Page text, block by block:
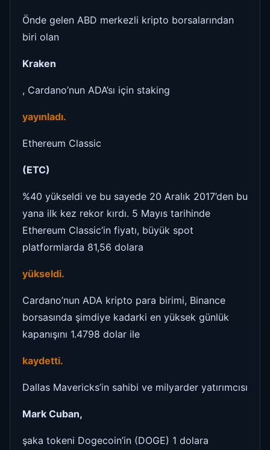
Önde gelen ABD merkezli kripto borsalarından
biri olan
Kraken
, Cardano’nun ADA’sı için staking
yayınladı.
Ethereum Classic
(ETC)
%40 yükseldi ve bu sayede 20 Aralık 2017’den bu
yana ilk kez rekor kırdı. 5 Mayıs tarihinde
Ethereum Classic’in fiyatı, büyük spot
platformlarda 81,56 dolara
yükseldi.
Cardano’nun ADA kripto para birimi, Binance
borsasında şimdiye kadarki en yüksek günlük
kapanışını 1.4798 dolar ile
kaydetti.
Dallas Mavericks’in sahibi ve milyarder yatırımcısı
Mark Cuban,
şaka tokeni Dogecoin’in (DOGE) 1 dolara